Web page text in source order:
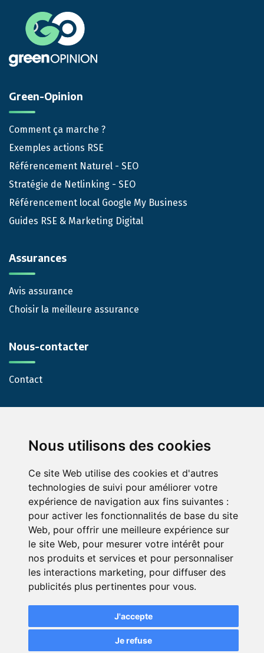
Nous utilisons des cookies
Ce site Web utilise des cookies et d'autres
technologies de suivi pour améliorer votre
expérience de navigation aux fins suivantes :
pour activer les fonctionnalités de base du site
Web, pour offrir une meilleure expérience sur
le site Web, pour mesurer votre intérêt pour
nos produits et services et pour personnaliser
les interactions marketing, pour diffuser des
publicités plus pertinentes pour vous.
J'accepte
Je refuse
Green-Opinion
Comment ça marche ?
Exemples actions RSE
Référencement Naturel - SEO
Stratégie de Netlinking - SEO
Référencement local Google My Business
Guides RSE & Marketing Digital
Assurances
Avis assurance
Choisir la meilleure assurance
Nous-contacter
Contact
© Green-Opinion — Toute reproduction est interdite
Mentions légales
Conditions générales de services
Conditions générales d'utilisation pour les professionnels
abonnés au service Green Opinion
Conditions générales d'utilisation de la page avis assurance
Politique de protection de la vie privée
Modifier mes préférences de cookies